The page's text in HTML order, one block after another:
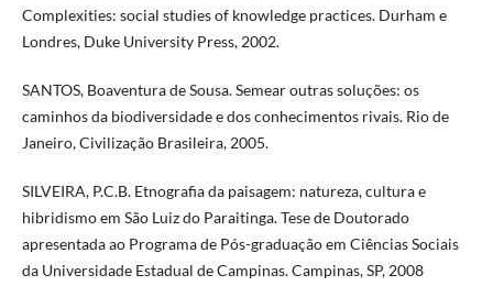
Complexities: social studies of knowledge practices. Durham e
Londres, Duke University Press, 2002.
SANTOS, Boaventura de Sousa. Semear outras soluções: os
caminhos da biodiversidade e dos conhecimentos rivais. Rio de
Janeiro, Civilização Brasileira, 2005.
SILVEIRA, P.C.B. Etnografia da paisagem: natureza, cultura e
hibridismo em São Luiz do Paraitinga. Tese de Doutorado
apresentada ao Programa de Pós-graduação em Ciências Sociais
da Universidade Estadual de Campinas. Campinas, SP, 2008